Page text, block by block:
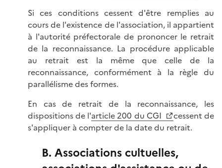
Si ces conditions cessent d'être remplies au
cours de l'existence de l'association, il appartient
à l'autorité préfectorale de prononcer le retrait
de la reconnaissance. La procédure applicable
au retrait est la même que celle de la
reconnaissance, conformément à la règle du
parallélisme des formes.
En cas de retrait de la reconnaissance, les
dispositions de l'article 200 du CGI
cessent de
s'appliquer à compter de la date du retrait.
B. Associations cultuelles,